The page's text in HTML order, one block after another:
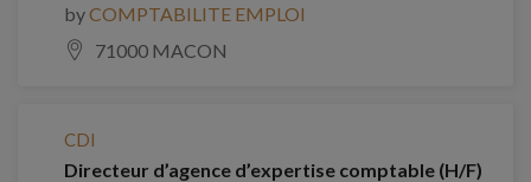
byCOMPTABILITE EMPLOI
71000 MACON
CDI
Directeur d’agence d’expertise comptable (H/F)